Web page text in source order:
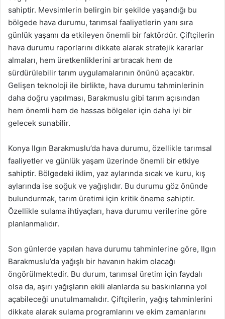
sahiptir. Mevsimlerin belirgin bir şekilde yaşandığı bu
bölgede hava durumu, tarımsal faaliyetlerin yanı sıra
günlük yaşamı da etkileyen önemli bir faktördür. Çiftçilerin
hava durumu raporlarını dikkate alarak stratejik kararlar
almaları, hem üretkenliklerini artıracak hem de
sürdürülebilir tarım uygulamalarının önünü açacaktır.
Gelişen teknoloji ile birlikte, hava durumu tahminlerinin
daha doğru yapılması, Barakmuslu gibi tarım açısından
hem önemli hem de hassas bölgeler için daha iyi bir
gelecek sunabilir.
Konya Ilgın Barakmuslu’da hava durumu, özellikle tarımsal
faaliyetler ve günlük yaşam üzerinde önemli bir etkiye
sahiptir. Bölgedeki iklim, yaz aylarında sıcak ve kuru, kış
aylarında ise soğuk ve yağışlıdır. Bu durumu göz önünde
bulundurmak, tarım üretimi için kritik öneme sahiptir.
Özellikle sulama ihtiyaçları, hava durumu verilerine göre
planlanmalıdır.
Son günlerde yapılan hava durumu tahminlerine göre, Ilgın
Barakmuslu’da yağışlı bir havanın hakim olacağı
öngörülmektedir. Bu durum, tarımsal üretim için faydalı
olsa da, aşırı yağışların ekili alanlarda su baskınlarına yol
açabileceği unutulmamalıdır. Çiftçilerin, yağış tahminlerini
dikkate alarak sulama programlarını ve ekim zamanlarını